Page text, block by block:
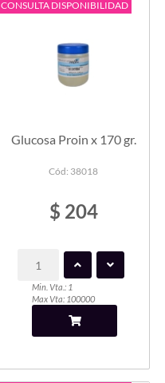
CONSULTA DISPONIBILIDAD
Glucosa Proin x 170 gr.
Cód: 38018
$ 204
Min. Vta.: 1
Max Vta: 100000